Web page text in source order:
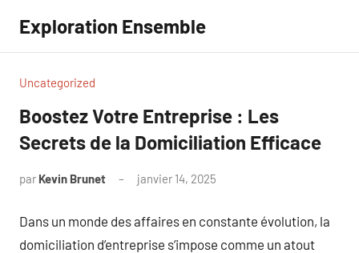
contenu
Exploration Ensemble
Uncategorized
Boostez Votre Entreprise : Les
Secrets de la Domiciliation Efficace
par Kevin Brunet janvier 14, 2025
Dans un monde des affaires en constante évolution, la
domiciliation d’entreprise s’impose comme un atout